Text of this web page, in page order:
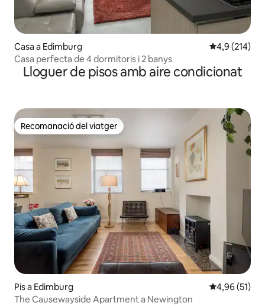
Casa a Edimburg 4,9 de
4,9 (214)
Casa perfecta de 4 dormitoris i 2 banys
Lloguer de pisos amb aire condicionat
Recomanació del viatger
Recomanació del viatger
Pis a Edimburg 4,96 de
4,96 (51)
The Causewayside Apartment a Newington